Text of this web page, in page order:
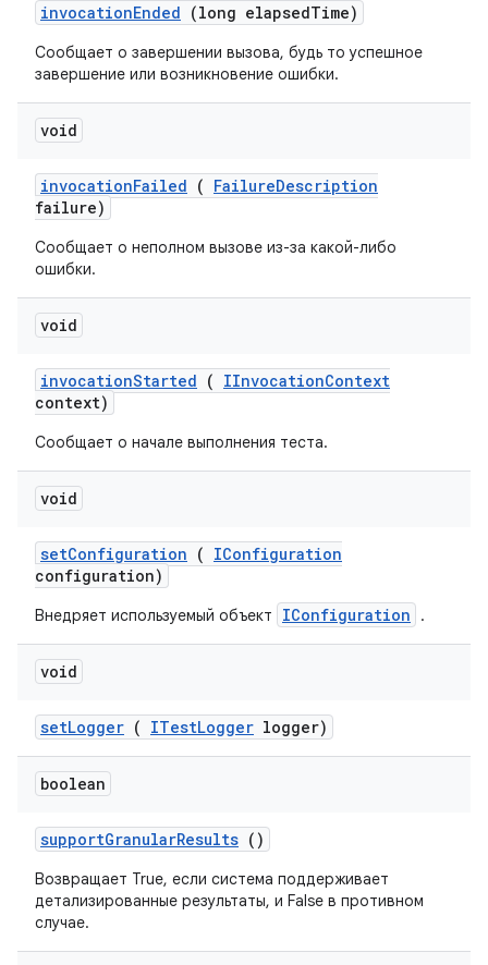
invocationEnded (long elapsedTime)
Сообщает о завершении вызова, будь то успешное
завершение или возникновение ошибки.
void
invocationFailed ( FailureDescription
failure)
Сообщает о неполном вызове из-за какой-либо
ошибки.
void
invocationStarted ( IInvocationContext
context)
Сообщает о начале выполнения теста.
void
setConfiguration ( IConfiguration
configuration)
Внедряет используемый объект IConfiguration .
void
setLogger ( ITestLogger logger)
boolean
supportGranularResults ()
Возвращает True, если система поддерживает
детализированные результаты, и False в противном
случае.